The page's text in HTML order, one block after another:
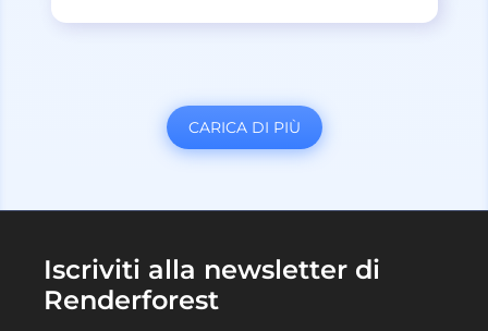
CARICA DI PIÙ
Iscriviti alla newsletter di
Renderforest